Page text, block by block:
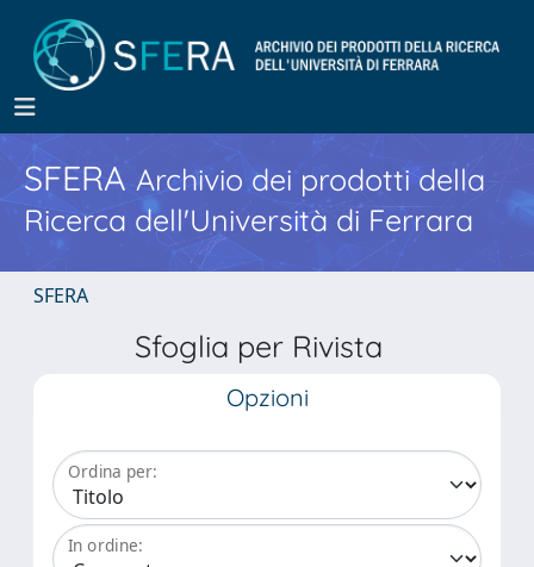
SFERA Archivio dei prodotti della
Ricerca dell'Università di Ferrara
SFERA
Sfoglia per Rivista
Opzioni
Ordina per:
In ordine: